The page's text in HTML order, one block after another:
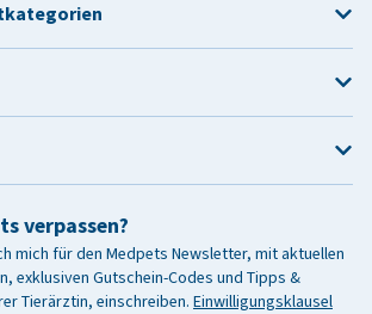
verpassen?
mich für den Medpets Newsletter, mit aktuellen
exklusiven Gutschein-Codes und Tipps &
Tierärztin, einschreiben. Einwilligungsklausel